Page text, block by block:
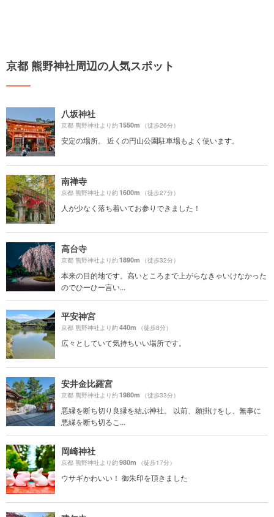
京都 熊野神社周辺の人気スポット
八坂神社
京都 熊野神社より約1550m （徒歩26分）
安定の場所。 近くの円山公園駐車場もよく使います。
南禅寺
京都 熊野神社より約1600m （徒歩27分）
人が少なく落ち着いてお参りできました！
高台寺
京都 熊野神社より約1890m （徒歩32分）
本来の目的地です。高いところまで上がらなきゃいけなかった
のでひーひー言い...
平安神宮
京都 熊野神社より約440m （徒歩8分）
広々としていて気持ちいい場所です。
安井金比羅宮
京都 熊野神社より約1980m （徒歩33分）
悪縁を断ち切り良縁を結ぶ神社。 以前、願掛けをし、無事に
悪縁を断ち切るこ...
岡崎神社
京都 熊野神社より約980m （徒歩17分）
ウサギかわいい！ 御朱印を頂きました